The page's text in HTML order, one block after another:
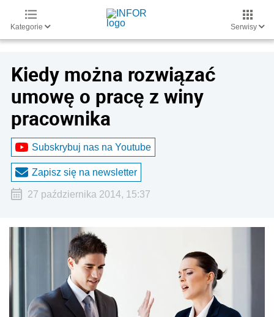
Kategorie Serwisy
Kiedy można rozwiązać
umowę o pracę z winy
pracownika
Subskrybuj nas na Youtube
Zapisz się na newsletter
27 października 2014, 15:37